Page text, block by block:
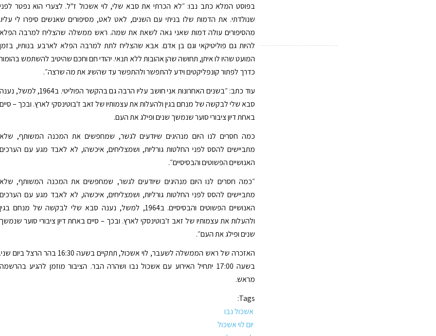
בפוסט המלא כתב נבו: ״לא הכרתי את סבא שלי, לוי אשכול ז"ל. לצערי הוא נפטר לפני
שנולדתי. את הדמות שלו בניתי עם השנים, לאט לאט, מסיפורים שאנשים סיפרו לי עליו.
מהסיפורים עולה דמות שאני גאה לשאת את שמה. ראש ממשלה שהצליח למרבה הפלא
להיות גם פוליטיקאי וגם בן אדם. אבא שהצליח לתת למרבה הפלא לארבע בנותיו, בזמן
המועט שהיו לו איתן, תחושה שהן אהובות ללא תנאי. יהודי חם וחכם שהיטיב להשתמש בהומור
כדרך לפתור קונפליקטים וידע להתפשר ולהתפשר עד שהשיג את מה שרצה״.
עוד כתב: ״בשנים האחרונות אני חושב עליו הרבה גם בהקשר הפוליטי. ב1964, למשל, נענה
סבא שלי לבקשה של מנחם בגין ולהעלות את עצמותיו של זאב ז'בוטינסקי לארץ. ובכך – סיים
באחת דיון ציבורי סוער שנמשך שנים ופילג את העם.
כמה חסרים לנו היום מנהיגים שיודעים לגשר, שמחפשים את המכנה המשותף, שלא
מתביישים להסס לפני החלטות גורליות, ושמצליחים, איכשהו, לא לאבד מגע עם הערכים
האנושיים הפשוטים והבסיסיים״.
״כמה חסרים לנו היום מנהיגים שיודעים לגשר, שמחפשים את המכנה המשותף, שלא
מתביישים להסס לפני החלטות גורליות, ושמצליחים, איכשהו, לא לאבד מגע עם הערכים
האנושיים הפשוטים והבסיסיים. ב1964, למשל, נענה סבא שלי לבקשה של מנחם בגין
ולהעלות את עצמותיו של זאב ז'בוטינסקי לארץ. ובכך – סיים באחת דיון ציבורי סוער שנמשך
שנים ופילג את העם״.
האזכרה של ראש הממשלה לשעבר, לוי אשכול, תתקיים בשעה 16:30 בהר הרצל ביום שני.
בשעה 17:00 יתחיל האירוע עם אשכול נבו ושהרה הבר. הציבור מוזמן להגיע בהרשמה
מראש.
Tags:
אשכול נבו
יום לוי אשכול